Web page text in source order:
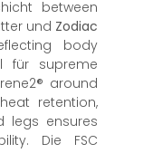
between
und Zodiac
body
für supreme
around
retention,
legs ensures
Die FSC